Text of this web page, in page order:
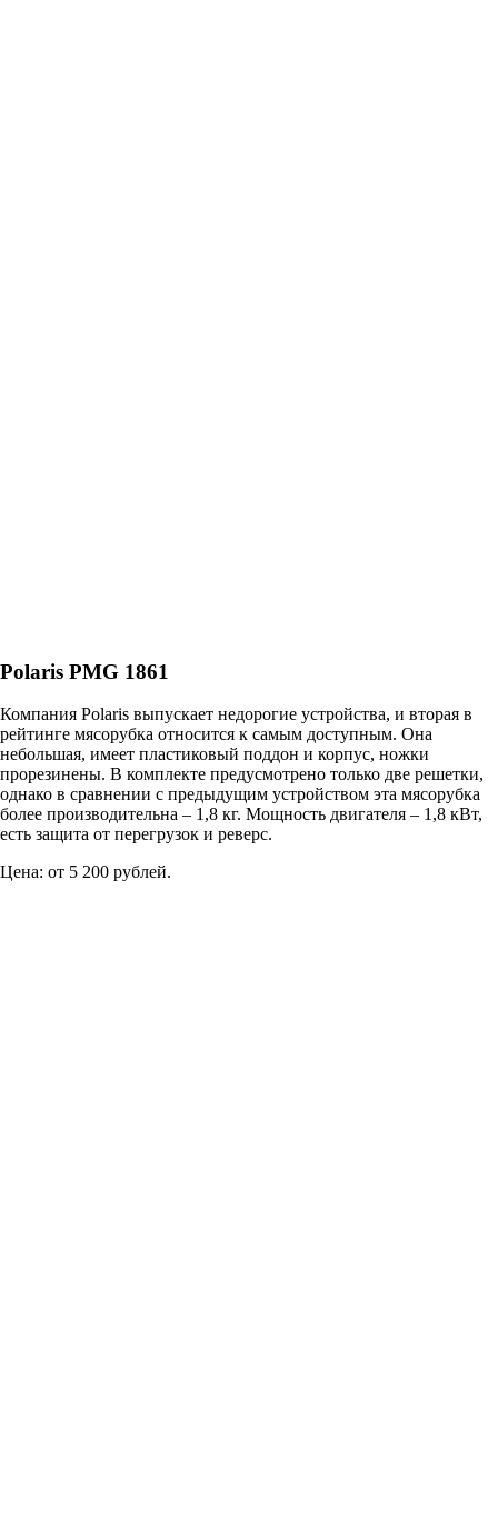
Polaris PMG 1861
Компания Polaris выпускает недорогие устройства, и вторая в
рейтинге мясорубка относится к самым доступным. Она
небольшая, имеет пластиковый поддон и корпус, ножки
прорезинены. В комплекте предусмотрено только две решетки,
однако в сравнении с предыдущим устройством эта мясорубка
более производительна – 1,8 кг. Мощность двигателя – 1,8 кВт,
есть защита от перегрузок и реверс.
Цена: от 5 200 рублей.